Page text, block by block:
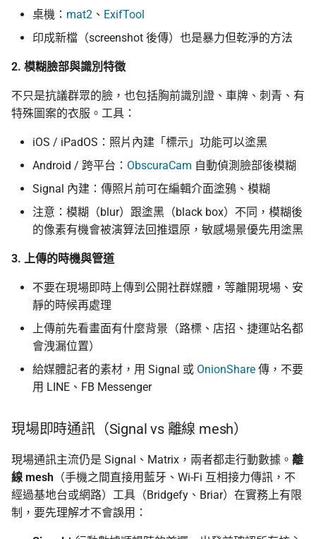
桌機： mat2 、 ExifTool
印成新檔（screenshot 後傳）也是暴力但乾淨的方法
2. 模糊臉部與識別特徵
不只是抗議群眾的臉，也包括胸前識別證、車牌、刺青、有
特殊圖案的衣服。工具：
iOS / iPadOS：照片內建「標示」功能可以塗黑
Android / 跨平台： ObscuraCam 自動偵測臉部後模糊
Signal 內建：傳照片前可在編輯介面塗鴉、模糊
注意：模糊（blur）跟塗黑（black box）不同，模糊後
的像素有機會被演算法回推還原，敏感場景優先用塗黑
3. 上傳的時機與管道
不要在現場即時上傳到公開社群媒體，等離開現場、安
靜的時候再處理
上傳前先看畫面有什麼背景（路標、店招、捷運站名都
會洩漏位置）
給媒體記者的素材，用 Signal 或 OnionShare 傳，不要
用 LINE、FB Messenger
現場即時通訊（Signal vs 離線 mesh）
現場通訊主流仍是 Signal、Matrix，兩者都走行動數據。 離
線 mesh （手機之間直接用藍牙、Wi-Fi 互相接力傳訊，不
經過基地台或網路）工具（Bridgefy、Briar）在實務上有限
制，要先理解才不會誤用：